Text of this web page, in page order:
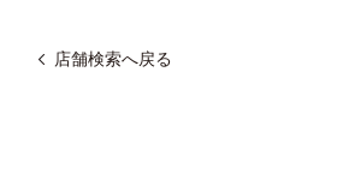
店舗検索へ戻る